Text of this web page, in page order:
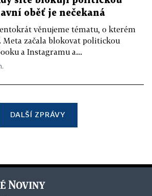
oběť je nečekaná
věnujeme tématu, o kterém
Meta začala blokovat politickou
a Instagramu a...
DALŠÍ ZPRÁVY